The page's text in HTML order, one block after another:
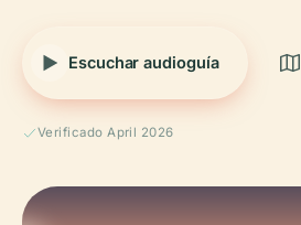
Escuchar audioguía
Verificado April 2026